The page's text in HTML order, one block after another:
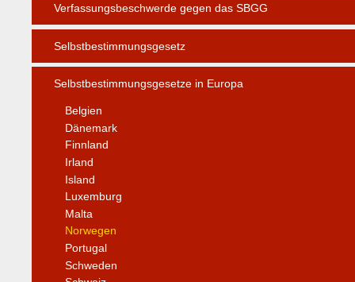
Verfassungsbeschwerde gegen das SBGG
Selbstbestimmungsgesetz
Selbstbestimmungsgesetze in Europa
Belgien
Dänemark
Finnland
Irland
Island
Luxemburg
Malta
Norwegen
Portugal
Schweden